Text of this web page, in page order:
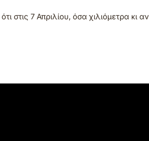
στις 7 Απριλίου, όσα χιλιόμετρα κι